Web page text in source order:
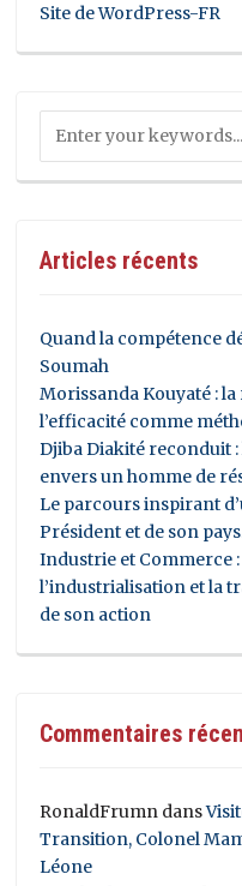
Site de WordPress-FR
Articles récents
Quand la compétence
Soumah
Morissanda Kouyaté :
l’efficacité comme
Djiba Diakité reconduit
envers un homme de
Le parcours inspirant
Président et de son
Industrie et Commerce
l’industrialisation et la
de son action
Commentaires
RonaldFrumn dans
Transition, Colonel
Léone